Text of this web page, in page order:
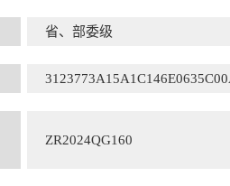
省、部委级
ZR2024QG160